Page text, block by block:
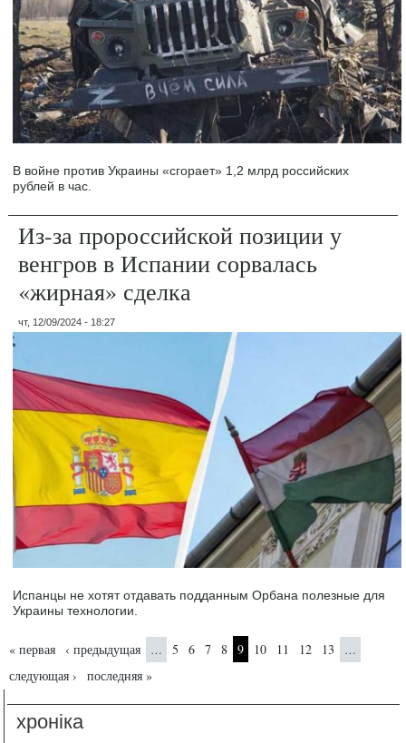
В войне против Украины «сгорает» 1,2 млрд российских
рублей в час.
Из-за пророссийской позиции у
венгров в Испании сорвалась
«жирная» сделка
чт, 12/09/2024 - 18:27
Испанцы не хотят отдавать подданным Орбана полезные для
Украины технологии.
Страницы
« первая ‹ предыдущая … 5 6 7 8 9 10 11 12 13 …
следующая › последняя »
хроніка